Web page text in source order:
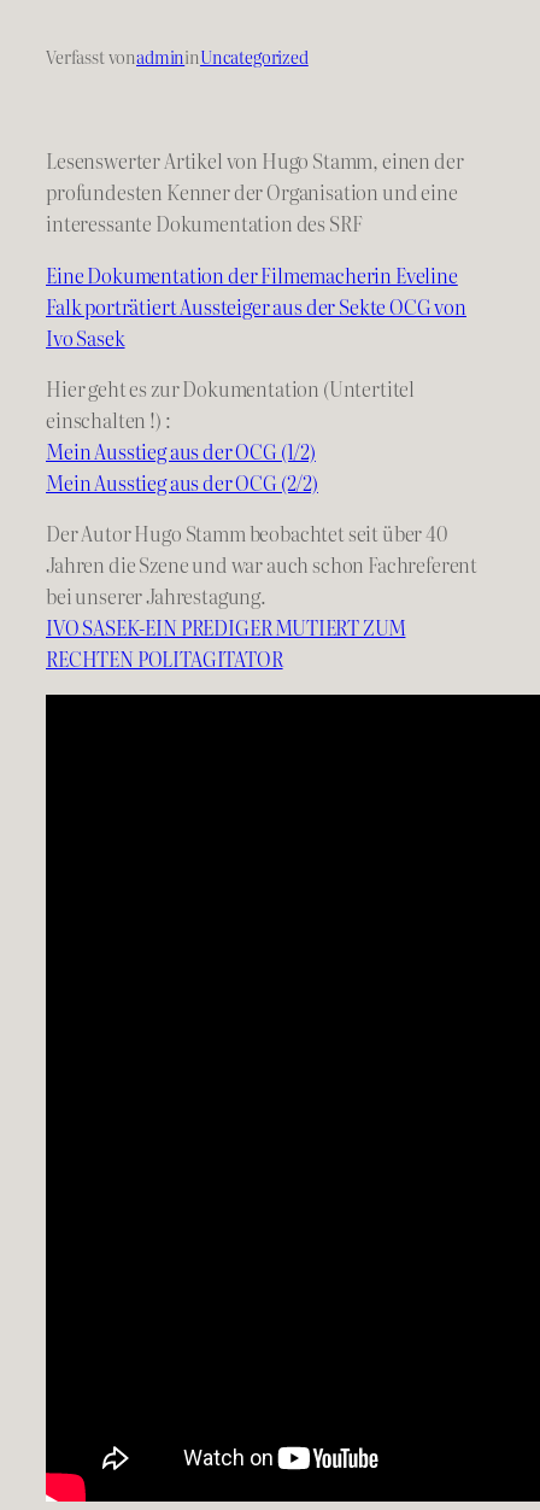
Verfasst vonadmininUncategorized
Lesenswerter Artikel von Hugo Stamm, einen der
profundesten Kenner der Organisation und eine
interessante Dokumentation des SRF
Eine Dokumentation der Filmemacherin Eveline
Falk porträtiert Aussteiger aus der Sekte OCG von
Ivo Sasek
Hier geht es zur Dokumentation (Untertitel
einschalten !) :
Mein Ausstieg aus der OCG (1/2)
Mein Ausstieg aus der OCG (2/2)
Der Autor Hugo Stamm beobachtet seit über 40
Jahren die Szene und war auch schon Fachreferent
bei unserer Jahrestagung.
IVO SASEK-EIN PREDIGER MUTIERT ZUM
RECHTEN POLITAGITATOR